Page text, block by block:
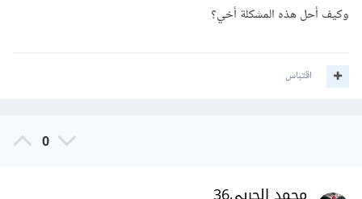
وكيف أحل هذه المشكلة أخي؟
اقتباس
0